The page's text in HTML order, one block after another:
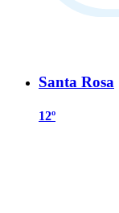
Santa Rosa
12º